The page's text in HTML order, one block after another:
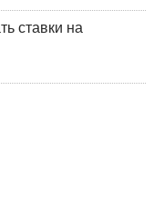
ставки на